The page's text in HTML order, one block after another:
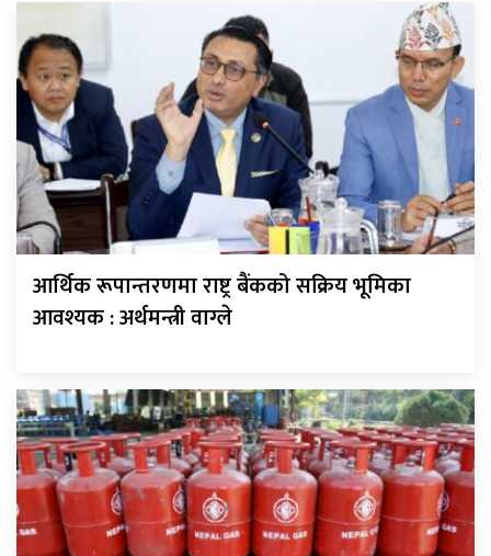
आर्थिक रूपान्तरणमा राष्ट्र बैंकको सक्रिय भूमिका
आवश्यक : अर्थमन्त्री वाग्ले